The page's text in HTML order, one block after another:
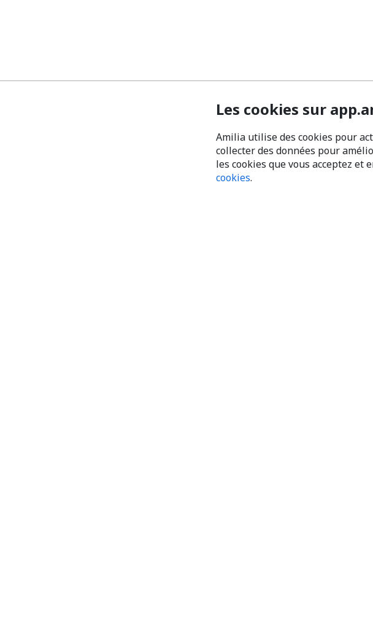
Les cookies sur
Amilia utilise des cookies pour
collecter des données pour
les cookies que vous acceptez et
cookies.